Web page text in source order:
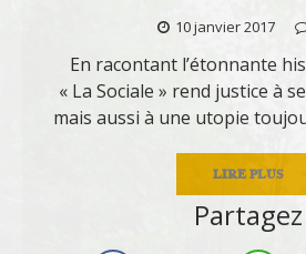
10 janvier 2017
En racontant l’étonnante
« La Sociale » rend justice à
mais aussi à une utopie
LIRE PLUS
Partagez